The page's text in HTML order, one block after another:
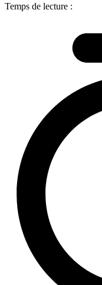
Temps de lecture :